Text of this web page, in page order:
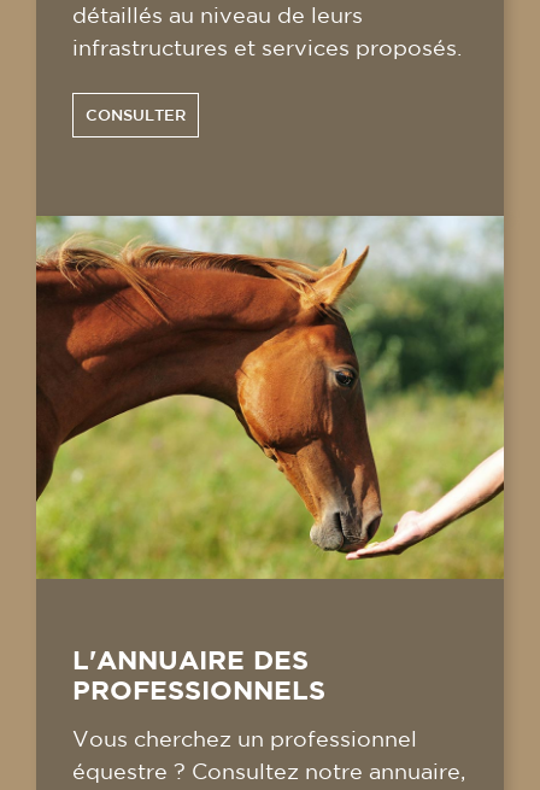
détaillés au niveau de leurs
infrastructures et services proposés.
CONSULTER
L'ANNUAIRE DES
PROFESSIONNELS
Vous cherchez un professionnel
équestre ? Consultez notre annuaire,